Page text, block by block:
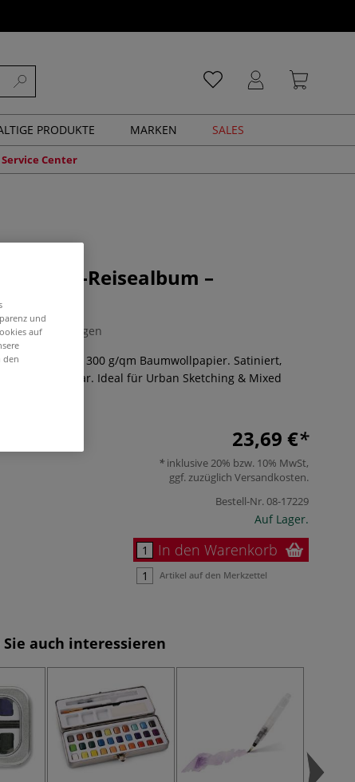
PRODUKTE MARKEN SALES
Service Center
Aquarell-Reisealbum –
0 Bewertungen
mit 15 Blatt 300 g/qm Baumwollpapier. Satiniert,
aufklappbar. Ideal für Urban Sketching & Mixed
23,69 €
inklusive 20% bzw. 10% MwSt,
ggf. zuzüglich Versandkosten.
Bestell-Nr.08-17229
Auf Lager.
In den Warenkorb
Artikel auf den Merkzettel
auch interessieren
und
auf
den